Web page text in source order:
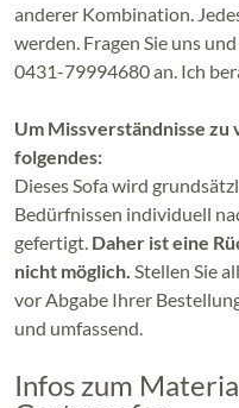
anderer Kombination.
werden. Fragen Sie uns
0431-79994680 an. Ich
Um Missverständnisse
folgendes:
Dieses Sofa wird
Bedürfnissen individuell
gefertigt. Daher ist eine
nicht möglich. Stellen Sie
vor Abgabe Ihrer
und umfassend.
Infos zum